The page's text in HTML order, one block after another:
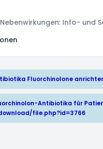
Info- und
Fluorchinolone
Antibiotika für
file.php?id=3766